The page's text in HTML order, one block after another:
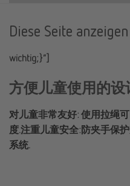
Diese Seite anzeigen
wichtig;}”]
方便儿童使用的设
对儿童非常友好: 使用拉绳
度.注重儿童安全:防夹手保
系统.